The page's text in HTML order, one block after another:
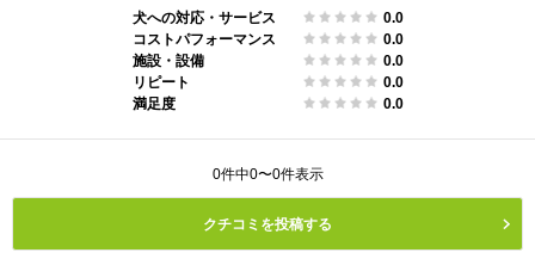
犬への対応・サービス
0.0
コストパフォーマンス
0.0
施設・設備
0.0
リピート
0.0
満足度
0.0
0件中0〜0件表示
クチコミを投稿する